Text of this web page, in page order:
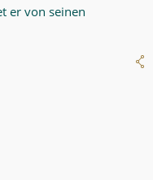
er von seinen